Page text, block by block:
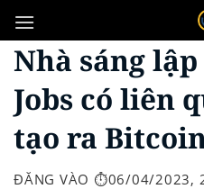
qua
nội
Nhà sáng
Jobs có liên
tạo ra
ĐĂNG VÀO ⏱️06/04/2023,